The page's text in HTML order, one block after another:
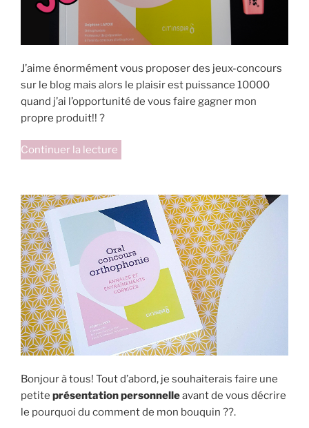
J’aime énormément vous proposer des jeux-concours
sur le blog mais alors le plaisir est puissance 10000
quand j’ai l’opportunité de vous faire gagner mon
propre produit!! ?
Continuer la lecture
concours
à
gagner! »
Bonjour à tous! Tout d’abord, je souhaiterais faire une
petite présentation personnelleavant de vous décrire
le pourquoi du comment de mon bouquin ??.